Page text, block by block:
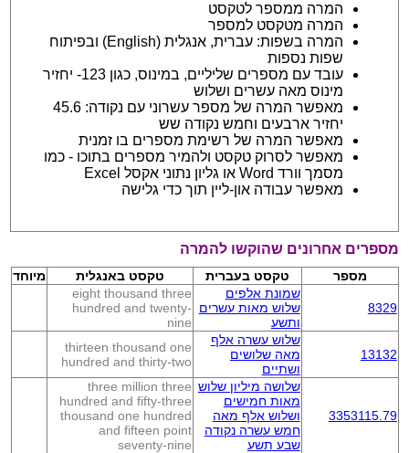
המרה ממספר לטקסט
המרה מטקסט למספר
המרה בשפות: עברית, אנגלית (English) ובפיתוח
שפות נספות
עובד עם מספרים שליליים, במינוס, כגון 123- יחזיר
מינוס מאה עשרים ושלוש
מאפשר המרה של מספר עשרוני עם נקודה: 45.6
יחזיר ארבעים וחמש נקודה שש
מאפשר המרה של רשימת מספרים בו זמנית
מאפשר לסרוק טקסט ולהמיר מספרים בתוכו - כמו
מסמך וורד Word או גליון נתוני אקסל Excel
מאפשר עבודה און-ליין תוך כדי גלישה
מספרים אחרונים שהוקשו להמרה
מספר טקסט בעברית טקסט באנגלית מיוחד
8329
שמונת אלפים
שלוש מאות עשרים
ותשע
eight thousand three
hundred and twenty-
nine
13132
שלוש עשרה אלף
מאה שלושים
ושתיים
thirteen thousand one
hundred and thirty-two
3353115.79
שלושה מיליון שלוש
מאות חמישים
ושלוש אלף מאה
חמש עשרה נקודה
שבע תשע
three million three
hundred and fifty-three
thousand one hundred
and fifteen point
seventy-nine